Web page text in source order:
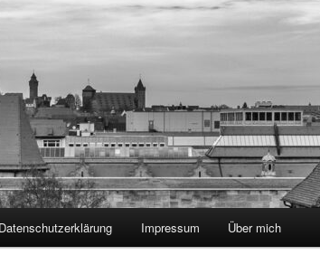
Datenschutzerklärung Impressum Über mich